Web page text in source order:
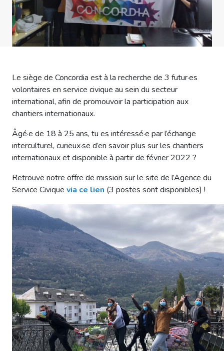
Le siège de Concordia est à la recherche de 3 futur·es
volontaires en service civique au sein du secteur
international, afin de promouvoir la participation aux
chantiers internationaux.
Âgé·e de 18 à 25 ans, tu es intéressé·e par l’échange
interculturel, curieux·se d’en savoir plus sur les chantiers
internationaux et disponible à partir de février 2022 ?
Retrouve notre offre de mission sur le site de l’Agence du
Service Civique via ce lien (3 postes sont disponibles) !